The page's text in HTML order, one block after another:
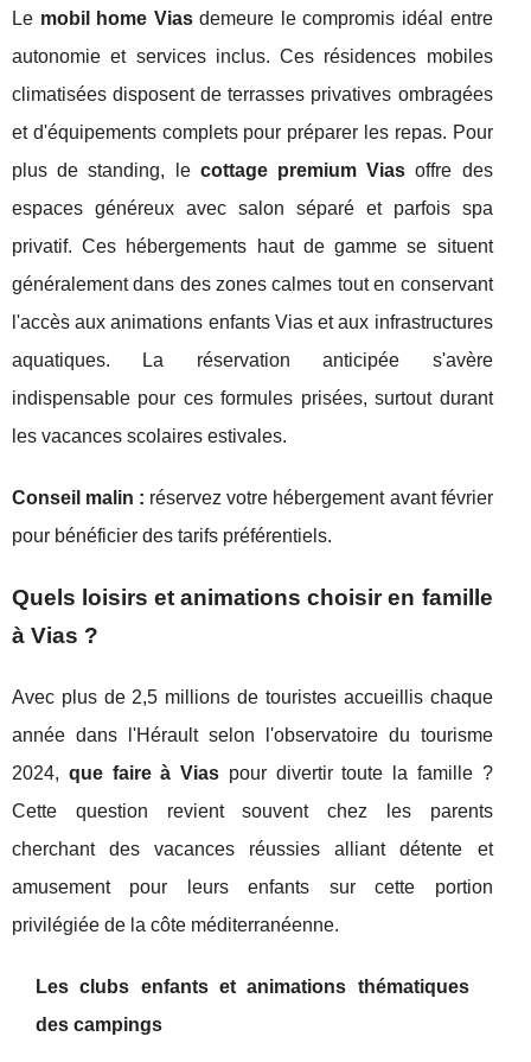
Le mobil home Viasdemeure le compromis idéal entre
autonomie et services inclus. Ces résidences mobiles
climatisées disposent de terrasses privatives ombragées
et d'équipements complets pour préparer les repas. Pour
plus de standing, le cottage premium Vias offre des
espaces généreux avec salon séparé et parfois spa
privatif. Ces hébergements haut de gamme se situent
généralement dans des zones calmes tout en conservant
l'accès aux animations enfants Vias et aux infrastructures
aquatiques. La réservation anticipée s'avère
indispensable pour ces formules prisées, surtout durant
les vacances scolaires estivales.
Conseil malin : réservez votre hébergement avant février
pour bénéficier des tarifs préférentiels.
Quels loisirs et animations choisir en famille
à Vias ?
Avec plus de 2,5 millions de touristes accueillis chaque
année dans l'Hérault selon l'observatoire du tourisme
2024, que faire à Vias pour divertir toute la famille ?
Cette question revient souvent chez les parents
cherchant des vacances réussies alliant détente et
amusement pour leurs enfants sur cette portion
privilégiée de la côte méditerranéenne.
Les clubs enfants et animations thématiques
des campings